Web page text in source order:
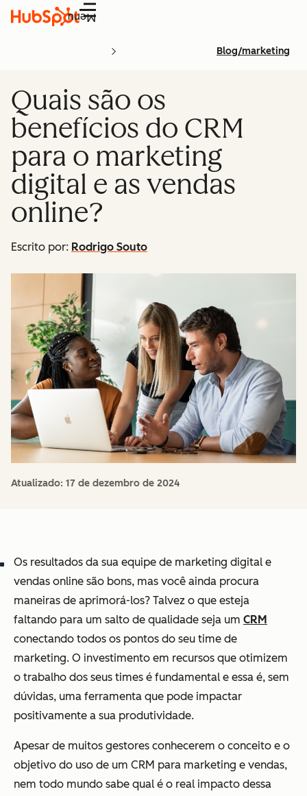
Menu
Blog/marketing
Quais são os
benefícios do CRM
para o marketing
digital e as vendas
online?
Escrito por: Rodrigo Souto
Atualizado: 17 de dezembro de 2024
Os resultados da sua equipe de marketing digital e
vendas online são bons, mas você ainda procura
maneiras de aprimorá-los? Talvez o que esteja
faltando para um salto de qualidade seja um CRM
conectando todos os pontos do seu time de
marketing. O investimento em recursos que otimizem
o trabalho dos seus times é fundamental e essa é, sem
dúvidas, uma ferramenta que pode impactar
positivamente a sua produtividade.
Apesar de muitos gestores conhecerem o conceito e o
objetivo do uso de um CRM para marketing e vendas,
nem todo mundo sabe qual é o real impacto dessa